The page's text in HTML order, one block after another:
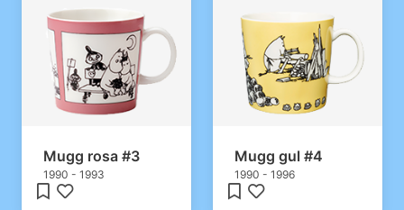
Mugg rosa #3
1990 - 1993
Mugg gul #4
1990 - 1996